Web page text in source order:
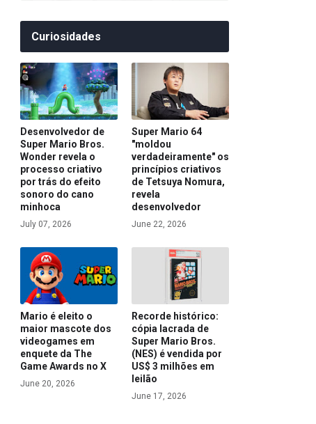
Curiosidades
Desenvolvedor de
Super Mario Bros.
Wonder revela o
processo criativo
por trás do efeito
sonoro do cano
minhoca
July 07, 2026
Super Mario 64
"moldou
verdadeiramente" os
princípios criativos
de Tetsuya Nomura,
revela
desenvolvedor
June 22, 2026
Mario é eleito o
maior mascote dos
videogames em
enquete da The
Game Awards no X
June 20, 2026
Recorde histórico:
cópia lacrada de
Super Mario Bros.
(NES) é vendida por
US$ 3 milhões em
leilão
June 17, 2026